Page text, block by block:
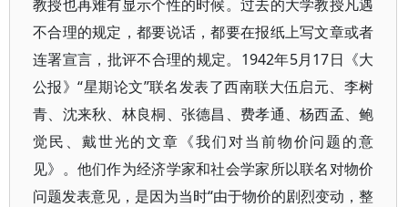
教授也再难有显示个性的时候。过去的大学教授凡遇
不合理的规定，都要说话，都要在报纸上写文章或者
连署宣言，批评不合理的规定。1942年5月17日《大
公报》“星期论文”联名发表了西南联大伍启元、李树
青、沈来秋、林良桐、张德昌、费孝通、杨西孟、鲍
觉民、戴世光的文章《我们对当前物价问题的意
见》。他们作为经济学家和社会学家所以联名对物价
问题发表意见，是因为当时“由于物价的剧烈变动，整